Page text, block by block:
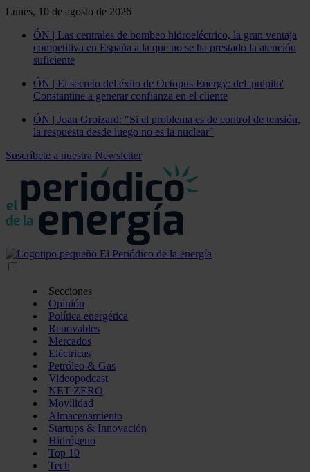
Lunes, 10 de agosto de 2026
ÓN | Las centrales de bombeo hidroeléctrico, la gran ventaja
competitiva en España a la que no se ha prestado la atención
suficiente
ÓN | El secreto del éxito de Octopus Energy: del 'pulpito'
Constantine a generar confianza en el cliente
ÓN | Joan Groizard: "Si el problema es de control de tensión,
la respuesta desde luego no es la nuclear"
Suscríbete a nuestra Newsletter
Secciones
Opinión
Política energética
Renovables
Mercados
Eléctricas
Petróleo & Gas
Videopodcast
NET ZERO
Movilidad
Almacenamiento
Startups & Innovación
Hidrógeno
Top 10
Tech